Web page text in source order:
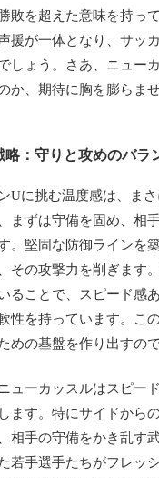
敗を超えた意味を持っ
援が一体となり、サッ
しょう。さあ、ニュー
か、期待に胸を膨らま
略：守りと攻めのバラ
Uに挑む温度感は、ま
まずは守備を固め、相
。堅固な防御ラインを
その攻撃力を削ぎます
ることで、スピード感
性を持っています。こ
めの基盤を作り出すので
ューカッスルはスピー
ます。特にサイドから
相手の守備をかき乱す
若手選手たちがフレッ